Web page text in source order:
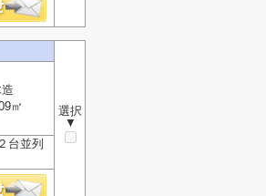
選択
▼
㎡
台並列